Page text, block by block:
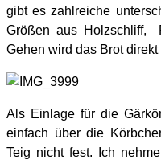
gibt es zahlreiche
Größen aus Holzschliff,
Gehen wird das Brot
Als Einlage für die
einfach über die
Teig nicht fest. Ich